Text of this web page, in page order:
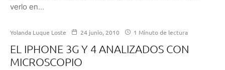
verlo en...
Yolanda Luque Loste 24 junio, 2010 1 Minuto de lectura
EL IPHONE 3G Y 4 ANALIZADOS CON
MICROSCOPIO